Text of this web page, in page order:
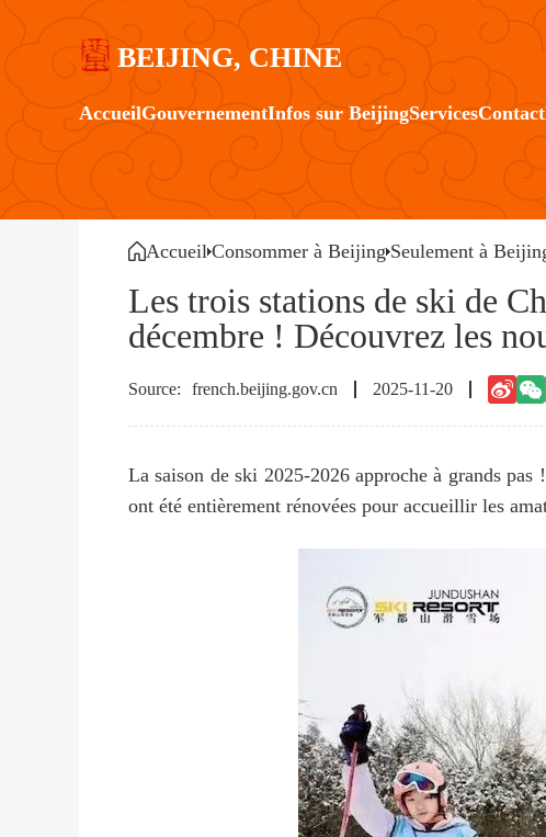
BEIJING, CHINE
AccueilGouvernementInfos sur BeijingServicesContact
Accueil Consommer à Beijing Seulement à
Les trois stations de ski de
décembre ! Découvrez les
french.beijing.gov.cn 2025-11-20
La saison de ski 2025-2026 approche à grands
ont été entièrement rénovées pour accueillir les